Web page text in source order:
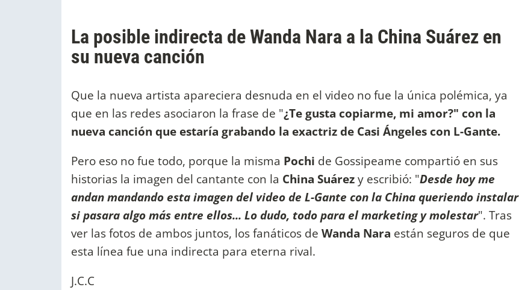
La posible indirecta de Wanda Nara a la China Suárez en
su nueva canción
Que la nueva artista apareciera desnuda en el video no fue la única polémica, ya
que en las redes asociaron la frase de "¿Te gusta copiarme, mi amor?" con la
nueva canción que estaría grabando la exactriz de Casi Ángeles con L-Gante.
Pero eso no fue todo, porque la misma Pochi de Gossipeame compartió en sus
historias la imagen del cantante con la China Suárezy escribió: "Desde hoy me
andan mandando esta imagen del video de L-Gante con la China queriendo instalar
si pasara algo más entre ellos... Lo dudo, todo para el marketing y molestar". Tras
ver las fotos de ambos juntos, los fanáticos de Wanda Nara están seguros de que
esta línea fue una indirecta para eterna rival.
J.C.C